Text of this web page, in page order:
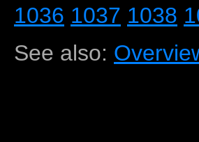
1036 1037 1038
See also: